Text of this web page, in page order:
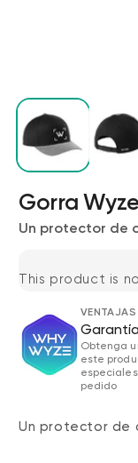
Gorra Wyze
Un protector de
This product is
Obtenga
este
pedido
Un protector de